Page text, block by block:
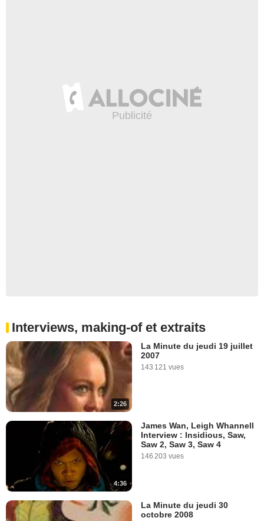
Interviews, making-of et extraits
2:26
La Minute du jeudi 19 juillet
2007
143 121 vues
4:36
James Wan, Leigh Whannell
Interview : Insidious, Saw,
Saw 2, Saw 3, Saw 4
146 203 vues
La Minute du jeudi 30
octobre 2008